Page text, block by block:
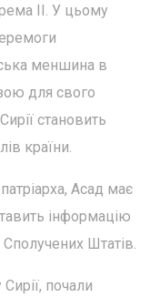
II. У цьому
меншина в
для свого
становить
країни.
Асад має
інформацію
Штатів.
почали